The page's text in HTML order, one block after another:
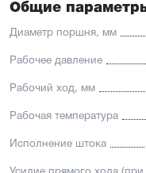
Имеется опрос
демпфирования
трёх сторон
промышленности
Низкий уровень шума
Общие
Диаметр поршня, мм
Рабочее давление
Рабочий ход, мм
Рабочая температура
Исполнение штока